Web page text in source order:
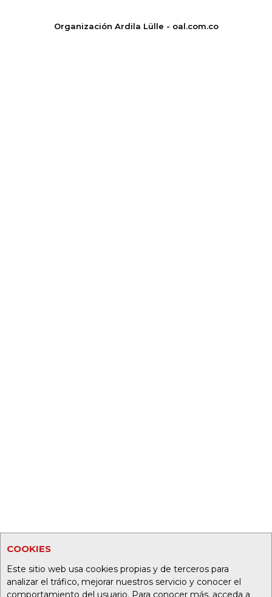
COOKIES
Este sitio web usa cookies propias y de terceros para
analizar el tráfico, mejorar nuestros servicio y conocer el
comportamiento del usuario. Para conocer más, acceda a
Organización Ardila Lülle - oal.com.co